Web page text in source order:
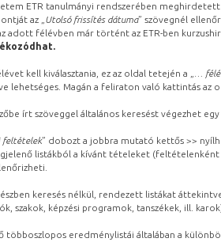
ETR tanulmányi rendszerében
az „ Utolsó frissítés dátuma” szövegnél
adott félévben már történt az ETR-ben
kell kiválasztania, ez az oldal tetején a „
…
lehetséges. Magán a feliraton való kattintás az
írt szöveggel általános keresést végezhet
feltételek” dobozt a jobbra mutató kettős >>
listákból a kívánt tételeket (feltételenként
keresés nélkül, rendezett listákat
szakok, képzési programok, tanszékek, ill.
többoszlopos eredménylistái általában a